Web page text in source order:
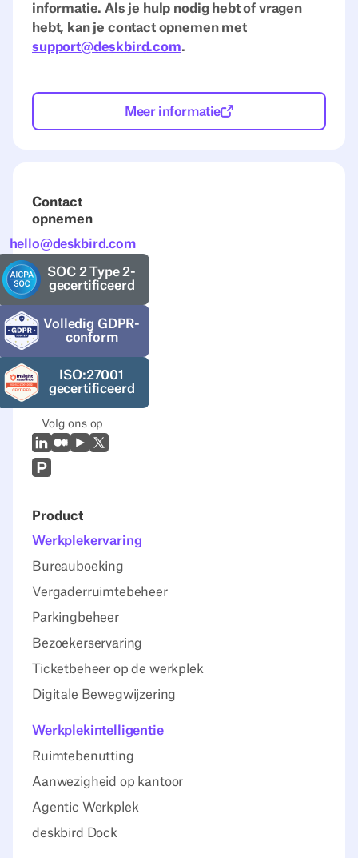
informatie. Als je hulp nodig hebt of vragen
hebt, kan je contact opnemen met
support@deskbird.com.
Meer informatie
Contact
opnemen
hello@deskbird.com
SOC 2 Type 2-
gecertificeerd
Volledig GDPR-
conform
ISO:27001
gecertificeerd
Volg ons op
LinkedIn
Medium
YoutubeX (Twitter)
Prodcut Hunt
Product
Werkplekervaring
Bureauboeking
Vergaderruimtebeheer
Parkingbeheer
Bezoekerservaring
Ticketbeheer op de werkplek
Digitale Bewegwijzering
Werkplekintelligentie
Ruimtebenutting
Aanwezigheid op kantoor
Agentic Werkplek
deskbird Dock